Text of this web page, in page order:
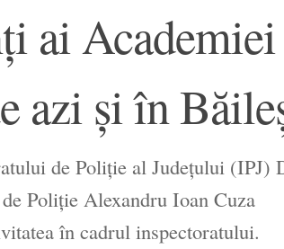
ai
azi și în
de Poliţie al Judeţului (IPJ)
Poliţie Alexandru Ioan Cuza
în cadrul inspectoratului.